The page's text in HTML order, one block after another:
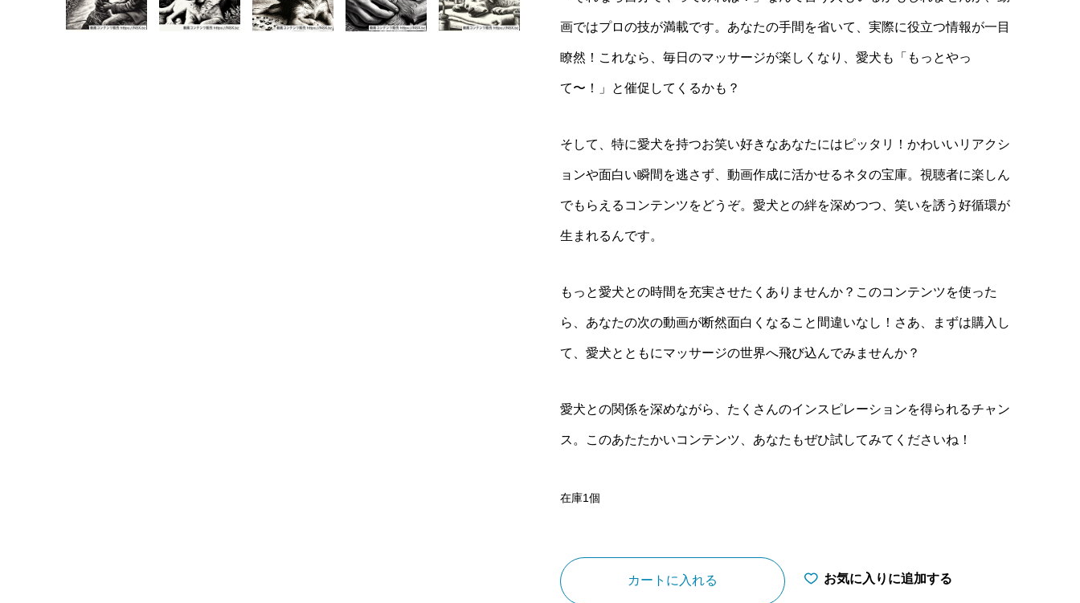
画ではプロの技が満載です。あなたの手間を省いて、実際に役立つ情報が一目
瞭然！これなら、毎日のマッサージが楽しくなり、愛犬も「もっとやっ
て〜！」と催促してくるかも？
そして、特に愛犬を持つお笑い好きなあなたにはピッタリ！かわいいリアクシ
ョンや面白い瞬間を逃さず、動画作成に活かせるネタの宝庫。視聴者に楽しん
でもらえるコンテンツをどうぞ。愛犬との絆を深めつつ、笑いを誘う好循環が
生まれるんです。
もっと愛犬との時間を充実させたくありませんか？このコンテンツを使った
ら、あなたの次の動画が断然面白くなること間違いなし！さあ、まずは購入し
て、愛犬とともにマッサージの世界へ飛び込んでみませんか？
愛犬との関係を深めながら、たくさんのインスピレーションを得られるチャン
ス。このあたたかいコンテンツ、あなたもぜひ試してみてくださいね！
在庫1個
マ
ッ
カートに入れる お気に入りに追加する